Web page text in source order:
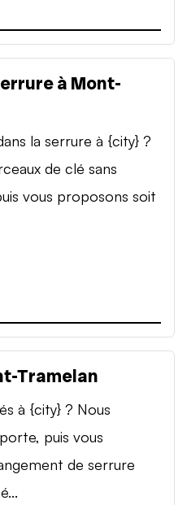
à Mont-
la serrure à {city} ?
de clé sans
vous proposons soit
Tramelan
à {city} ? Nous
puis vous
de serrure